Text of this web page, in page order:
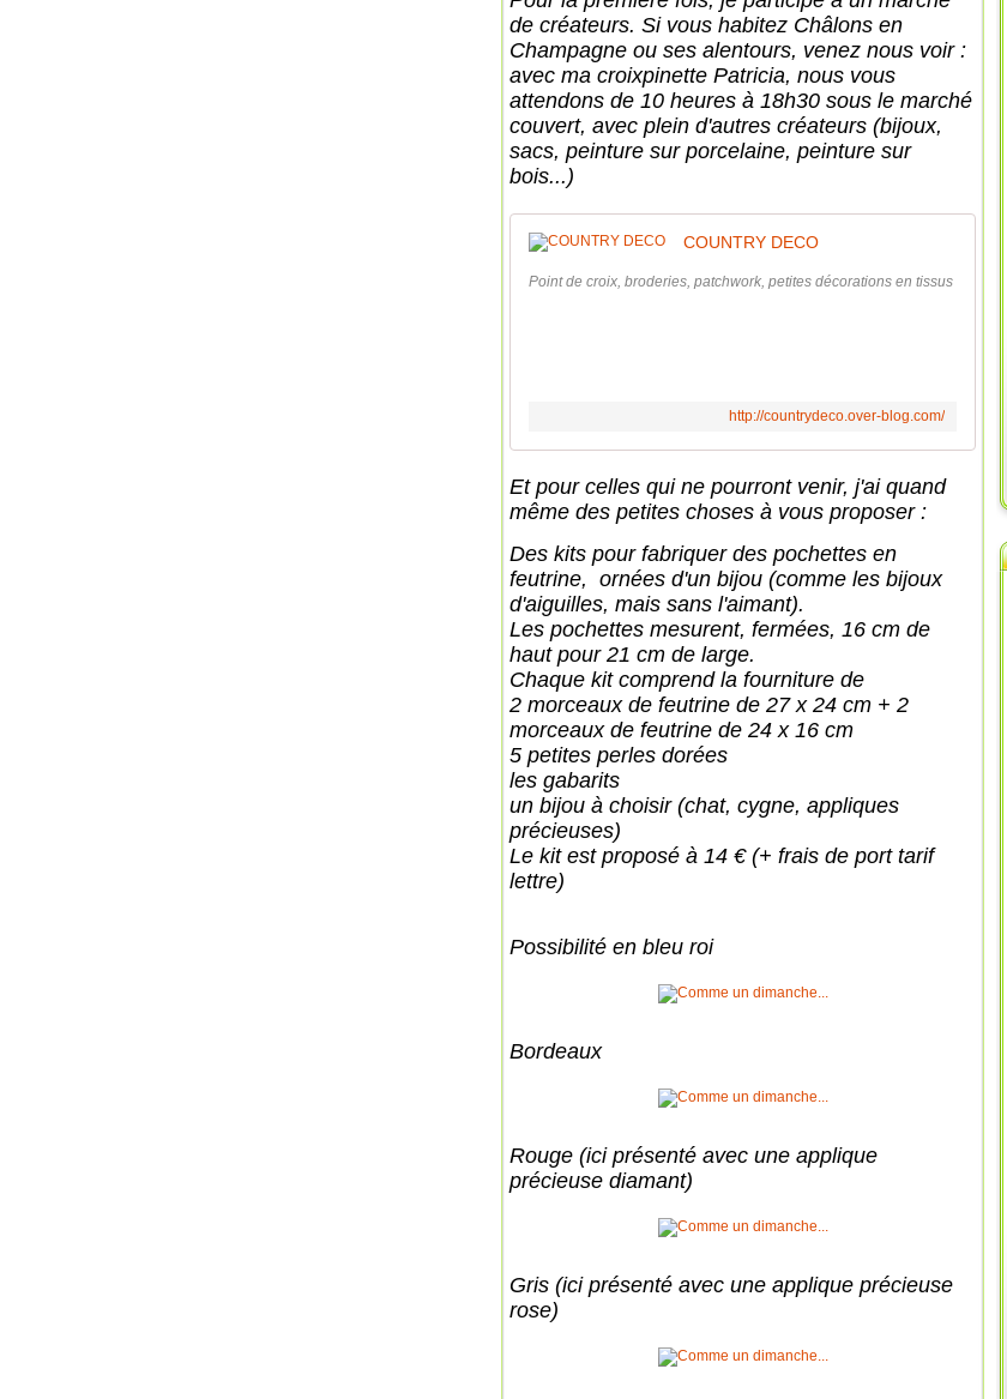
de créateurs. Si vous habitez Châlons en
Champagne ou ses alentours, venez nous voir :
avec ma croixpinette Patricia, nous vous
attendons de 10 heures à 18h30 sous le marché
couvert, avec plein d'autres créateurs (bijoux,
sacs, peinture sur porcelaine, peinture sur
bois...)
COUNTRY DECO
Point de croix, broderies, patchwork, petites décorations en tissus
http://countrydeco.over-blog.com/
Et pour celles qui ne pourront venir, j'ai quand
même des petites choses à vous proposer :
Des kits pour fabriquer des pochettes en
feutrine, ornées d'un bijou (comme les bijoux
d'aiguilles, mais sans l'aimant).
Les pochettes mesurent, fermées, 16 cm de
haut pour 21 cm de large.
Chaque kit comprend la fourniture de
2 morceaux de feutrine de 27 x 24 cm + 2
morceaux de feutrine de 24 x 16 cm
5 petites perles dorées
les gabarits
un bijou à choisir (chat, cygne, appliques
précieuses)
Le kit est proposé à 14 € (+ frais de port tarif
lettre)
Possibilité en bleu roi
Bordeaux
Rouge (ici présenté avec une applique
précieuse diamant)
Gris (ici présenté avec une applique précieuse
rose)